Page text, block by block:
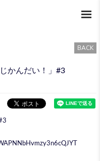
BACK
かんだい！」#3